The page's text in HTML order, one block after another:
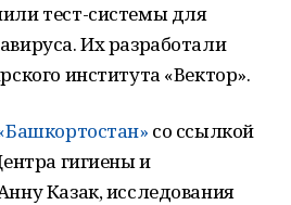
тест-системы для
Их разработали
института «Вектор».
со ссылкой
гигиены и
Казак, исследования